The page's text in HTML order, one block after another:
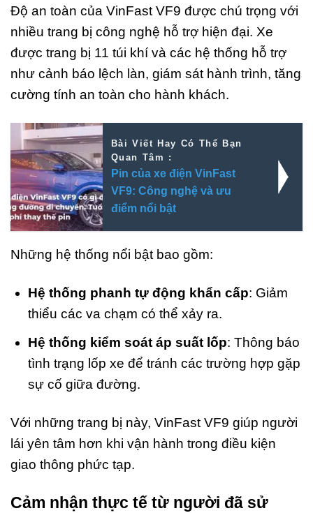
Độ an toàn của VinFast VF9 được chú trọng với
nhiều trang bị công nghệ hỗ trợ hiện đại. Xe
được trang bị 11 túi khí và các hệ thống hỗ trợ
như cảnh báo lệch làn, giám sát hành trình, tăng
cường tính an toàn cho hành khách.
Bài Viết Hay Có Thể Bạn
Quan Tâm :
Pin của xe điện VinFast
VF9: Công nghệ và ưu
điểm nổi bật
Những hệ thống nổi bật bao gồm:
Hệ thống phanh tự động khẩn cấp: Giảm
thiểu các va chạm có thể xảy ra.
Hệ thống kiểm soát áp suất lốp: Thông báo
tình trạng lốp xe để tránh các trường hợp gặp
sự cố giữa đường.
Với những trang bị này, VinFast VF9 giúp người
lái yên tâm hơn khi vận hành trong điều kiện
giao thông phức tạp.
Cảm nhận thực tế từ người đã sử